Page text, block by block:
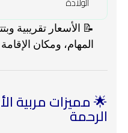
📝 الأسعار تقريبية
المهام، ومكان الإقامة
🌟 مميزات مربية
الرحمة